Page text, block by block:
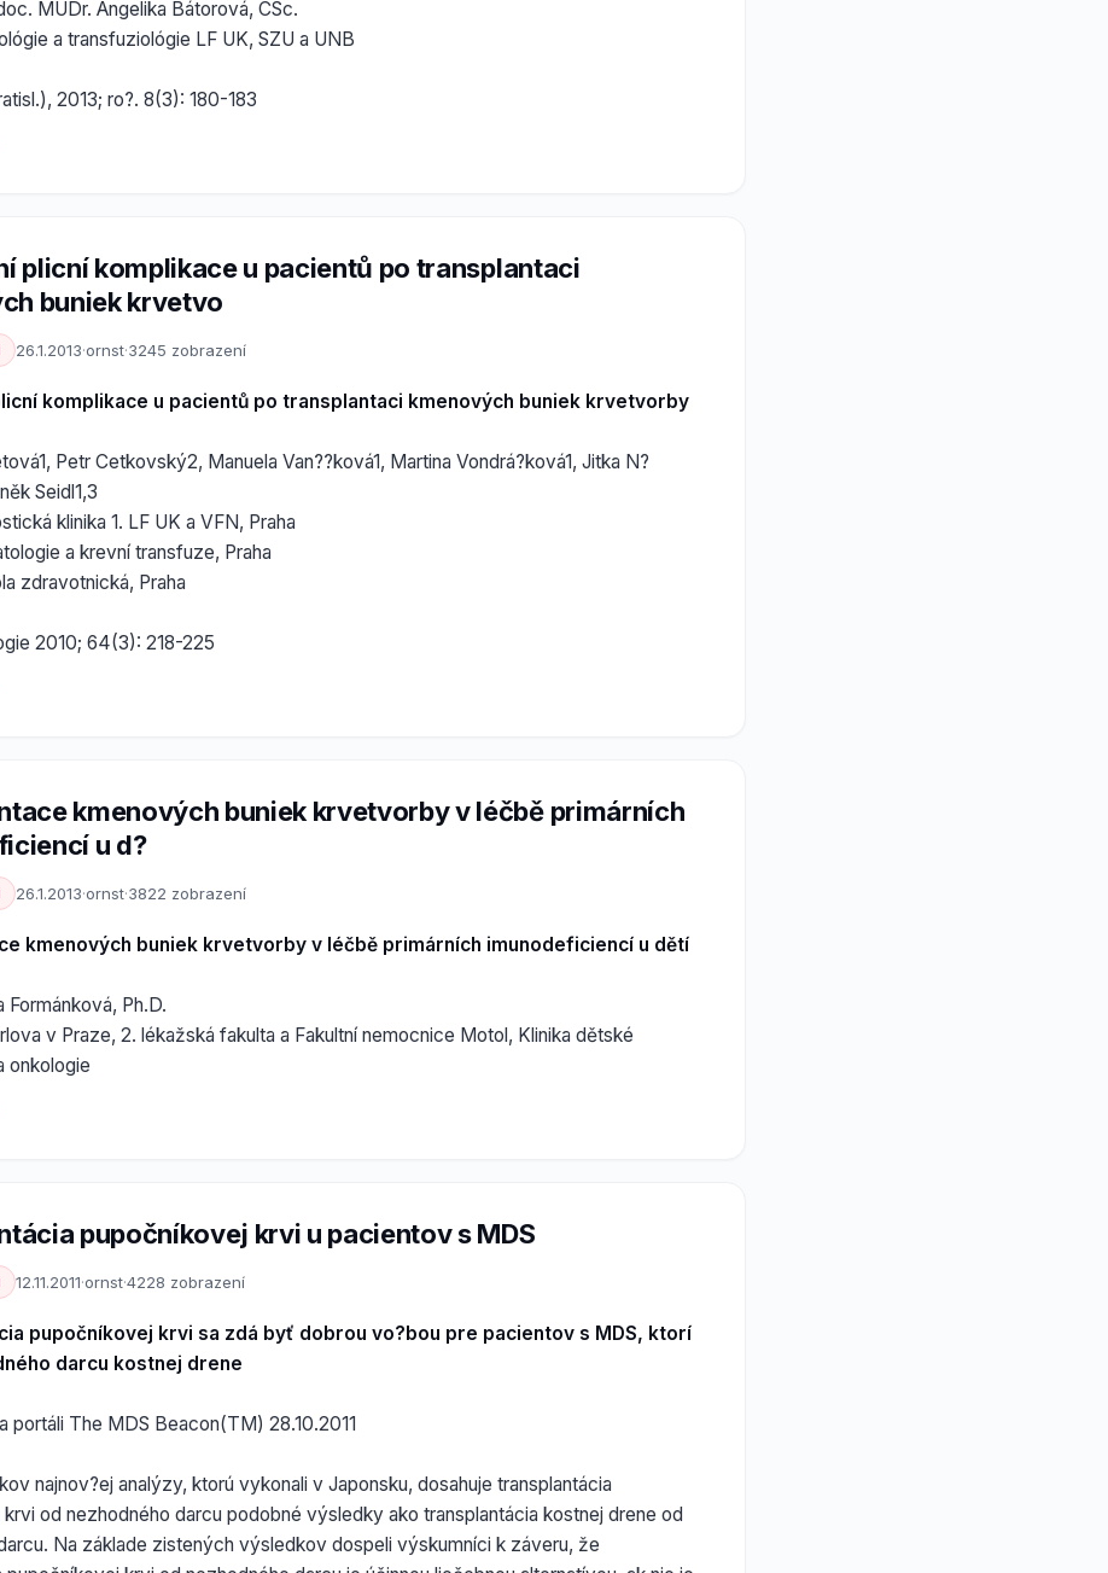
MUDr. Angelika Bátorová, CSc.
a transfuziológie LF UK, SZU a UNB
2013; ro?. 8(3): 180-183
plicní komplikace u pacientů po transplantaci
buniek krvetvo
26.1.2013·ornst·3245 zobrazení
komplikace u pacientů po transplantaci kmenových buniek krvetvorby
Petr Cetkovský2, Manuela Van??ková1, Martina Vondrá?ková1, Jitka N?
Seidl1,3
klinika 1. LF UK a VFN, Praha
a krevní transfuze, Praha
zdravotnická, Praha
2010; 64(3): 218-225
kmenových buniek krvetvorby v léčbě primárních
u d?
26.1.2013·ornst·3822 zobrazení
kmenových buniek krvetvorby v léčbě primárních imunodeficiencí u dětí
Formánková, Ph.D.
v Praze, 2. lékažská fakulta a Fakultní nemocnice Motol, Klinika dětské
onkologie
pupočníkovej krvi u pacientov s MDS
12.11.2011·ornst·4228 zobrazení
pupočníkovej krvi sa zdá byť dobrou vo?bou pre pacientov s MDS, ktorí
darcu kostnej drene
portáli The MDS Beacon(TM) 28.10.2011
najnov?ej analýzy, ktorú vykonali v Japonsku, dosahuje transplantácia
od nezhodného darcu podobné výsledky ako transplantácia kostnej drene od
Na základe zistených výsledkov dospeli výskumníci k záveru, že